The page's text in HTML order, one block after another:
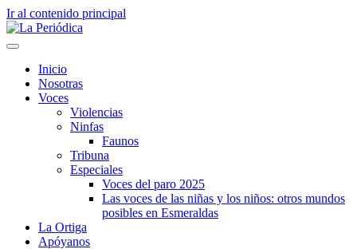
Ir al contenido principal
Inicio
Nosotras
Voces
Violencias
Ninfas
Faunos
Tribuna
Especiales
Voces del paro 2025
Las voces de las niñas y los niños: otros mundos
posibles en Esmeraldas
La Ortiga
Apóyanos